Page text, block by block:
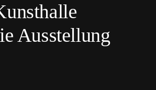
Ausstellung